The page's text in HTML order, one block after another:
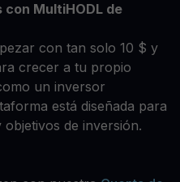
MultiHODL de
con tan solo 10 $ y
crecer a tu propio
un inversor
está diseñada para
de inversión.